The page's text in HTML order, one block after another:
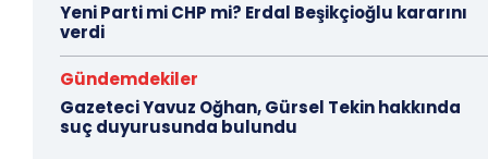
Yeni Parti mi CHP mi? Erdal Beşikçioğlu kararını
verdi
Gündemdekiler
Gazeteci Yavuz Oğhan, Gürsel Tekin hakkında
suç duyurusunda bulundu